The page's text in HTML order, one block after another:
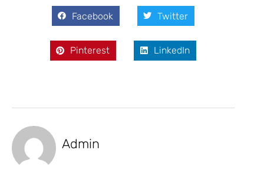
Facebook Twitter
Pinterest LinkedIn
Admin